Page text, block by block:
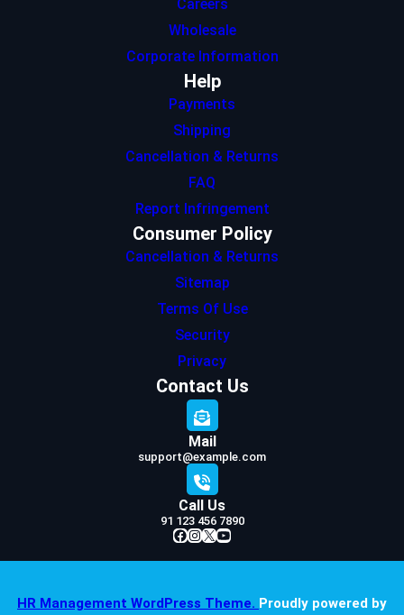
Careers
Wholesale
Corporate Information
Help
Payments
Shipping
Cancellation & Returns
FAQ
Report Infringement
Consumer Policy
Cancellation & Returns
Sitemap
Terms Of Use
Security
Privacy
Contact Us
Mail
support@example.com
Call Us
91 123 456 7890
Facebook InstagramX YouTube
HR Management WordPress Theme. Proudly powered by